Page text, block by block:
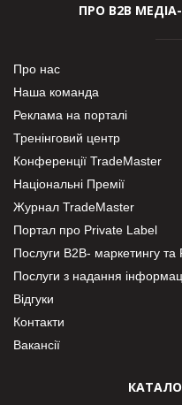
ПРО В2В МЕДІА-
Про нас
Наша команда
Реклама на порталі
Тренінговий центр
Конференції TradeMaster
Національні Премії
Журнал TradeMaster
Портал про Private Label
Послуги В2В- маркетингу та
Послуги з надання
Відгуки
Контакти
Вакансії